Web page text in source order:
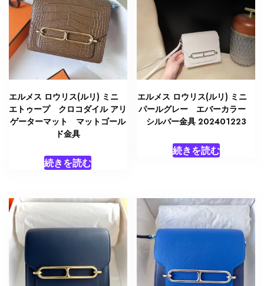
エルメス ロウリス(ルリ) ミニ
エトゥープ クロコダイル アリ
ゲーターマット マットゴール
ド金具
続きを読む
エルメス ロウリス(ルリ) ミニ
パールグレー エバーカラー
シルバー金具 202401223
続きを読む